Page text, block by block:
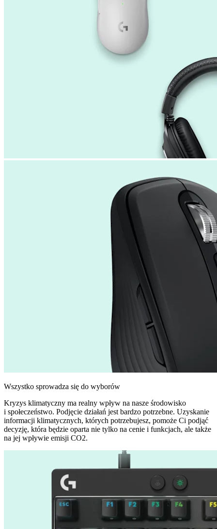
Wszystko sprowadza się do wyborów
Kryzys klimatyczny ma realny wpływ na nasze środowisko
i społeczeństwo. Podjęcie działań jest bardzo potrzebne. Uzyskanie
informacji klimatycznych, których potrzebujesz, pomoże Ci podjąć
decyzję, która będzie oparta nie tylko na cenie i funkcjach, ale także
na jej wpływie emisji CO2.